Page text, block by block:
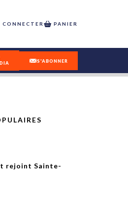
CONNECTER PANIER
- ÉTÉ 2026
S'ABONNER
rejoint Sainte-